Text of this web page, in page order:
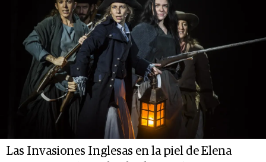
Las Invasiones Inglesas en la piel de Elena